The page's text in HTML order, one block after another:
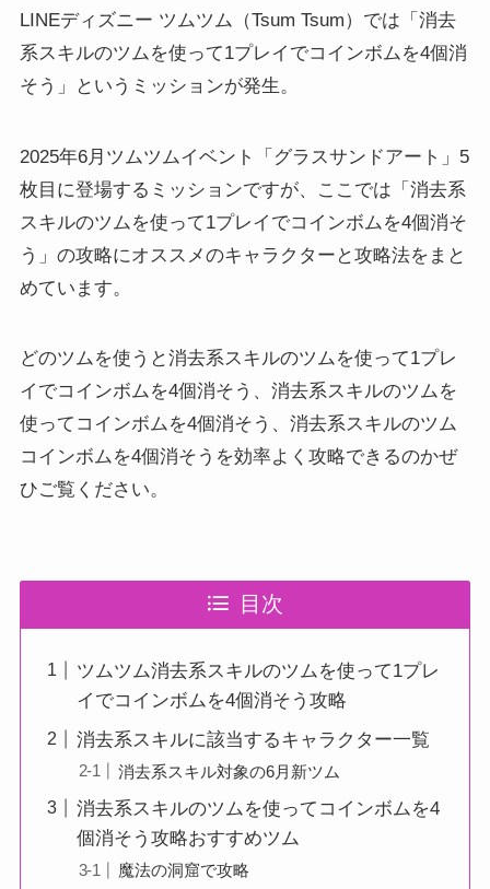
LINEディズニー ツムツム（Tsum Tsum）では「消去
系スキルのツムを使って1プレイでコインボムを4個消
そう」というミッションが発生。
2025年6月ツムツムイベント「グラスサンドアート」5
枚目に登場するミッションですが、ここでは「消去系
スキルのツムを使って1プレイでコインボムを4個消そ
う」の攻略にオススメのキャラクターと攻略法をまと
めています。
どのツムを使うと消去系スキルのツムを使って1プレ
イでコインボムを4個消そう、消去系スキルのツムを
使ってコインボムを4個消そう、消去系スキルのツム
コインボムを4個消そうを効率よく攻略できるのかぜ
ひご覧ください。
目次
ツムツム消去系スキルのツムを使って1プレ
イでコインボムを4個消そう攻略
消去系スキルに該当するキャラクター一覧
消去系スキル対象の6月新ツム
消去系スキルのツムを使ってコインボムを4
個消そう攻略おすすめツム
魔法の洞窟で攻略